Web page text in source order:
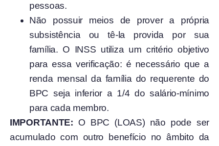
pessoas.
Não possuir meios de prover a própria
subsistência ou tê-la provida por sua
família. O INSS utiliza um critério objetivo
para essa verificação: é necessário que a
renda mensal da família do requerente do
BPC seja inferior a 1/4 do salário-mínimo
para cada membro.
IMPORTANTE: O BPC (LOAS) não pode ser
acumulado com outro benefício no âmbito da